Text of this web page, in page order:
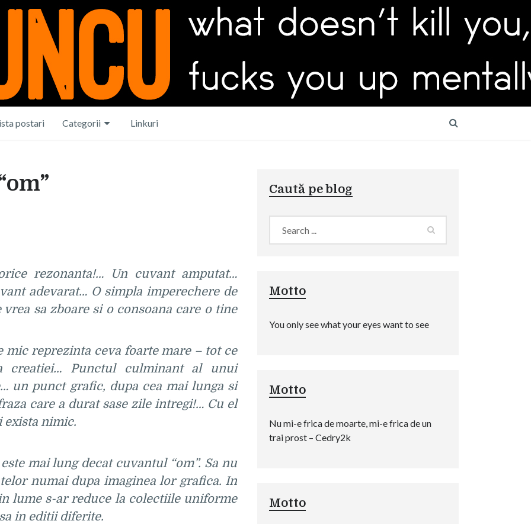
postari Categorii Linkuri
rezonanta!… Un cuvant amputat…
adevarat… O simpla imperechere de
sa zboare si o consoana care o tine
mic reprezinta ceva foarte mare – tot ce
creatiei… Punctul culminant al unui
un punct grafic, dupa cea mai lunga si
care a durat sase zile intregi!… Cu el
exista nimic.
mai lung decat cuvantul “om”. Sa nu
numai dupa imaginea lor grafica. In
lume s-ar reduce la colectiile uniforme
in editii diferite.
Caută pe blog
Motto
You only see what your eyes want to see
Motto
Nu mi-e frica de moarte, mi-e frica de un
trai prost – Cedry2k
Motto